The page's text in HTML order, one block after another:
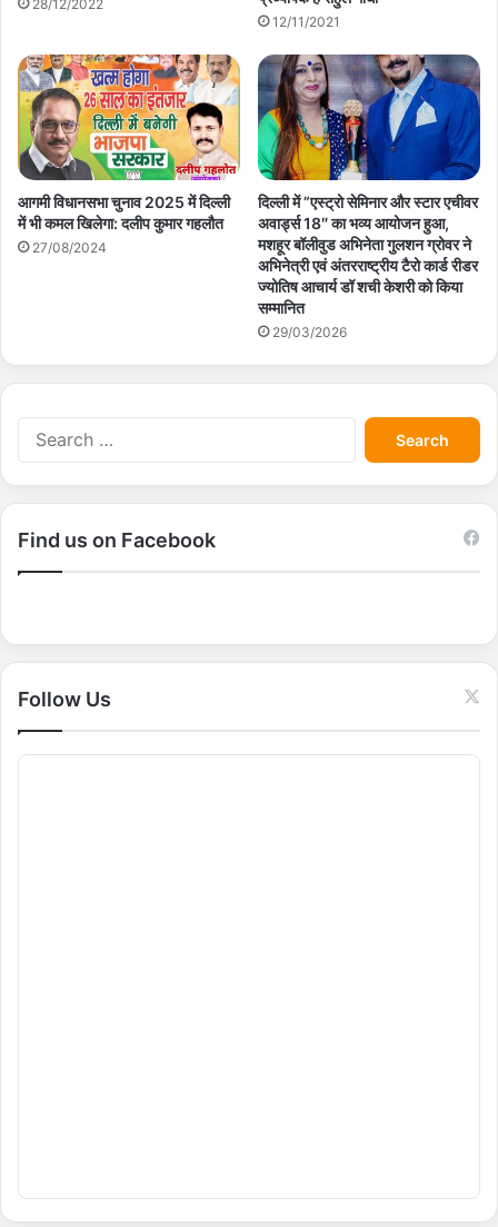
28/12/2022
12/11/2021
आगमी विधानसभा चुनाव 2025 में दिल्ली
में भी कमल खिलेगा: दलीप कुमार गहलौत
27/08/2024
दिल्ली में ”एस्ट्रो सेमिनार और स्टार एचीवर
अवार्ड्स 18″ का भव्य आयोजन हुआ,
मशहूर बॉलीवुड अभिनेता गुलशन ग्रोवर ने
अभिनेत्री एवं अंतरराष्ट्रीय टैरो कार्ड रीडर
ज्योतिष आचार्य डॉ शची केशरी को किया
सम्मानित
29/03/2026
S
e
a
r
r
Find us on Facebook
Follow Us